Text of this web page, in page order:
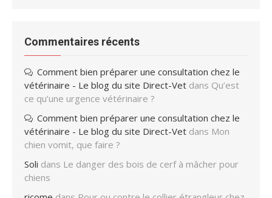
Commentaires récents
Comment bien préparer une consultation chez le
vétérinaire - Le blog du site Direct-Vet dans Qu’est
ce qu’une urgence vétérinaire ?
Comment bien préparer une consultation chez le
vétérinaire - Le blog du site Direct-Vet dans Mon
chien vomit, que faire ?
Soli dans Le danger des bois de cerf à mâcher pour
chiens